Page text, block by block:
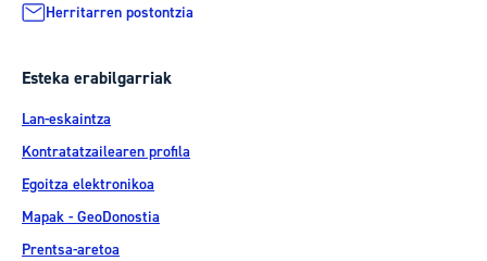
Herritarren postontzia
Esteka erabilgarriak
Lan-eskaintza
Kontratatzailearen profila
Egoitza elektronikoa
Mapak - GeoDonostia
Prentsa-aretoa